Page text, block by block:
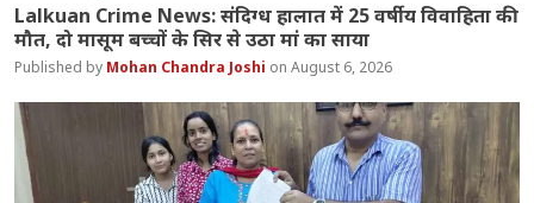
Lalkuan Crime News: संदिग्ध हालात में 25 वर्षीय विवाहिता की
मौत, दो मासूम बच्चों के सिर से उठा मां का साया
Mohan Chandra Joshi August 6, 2026